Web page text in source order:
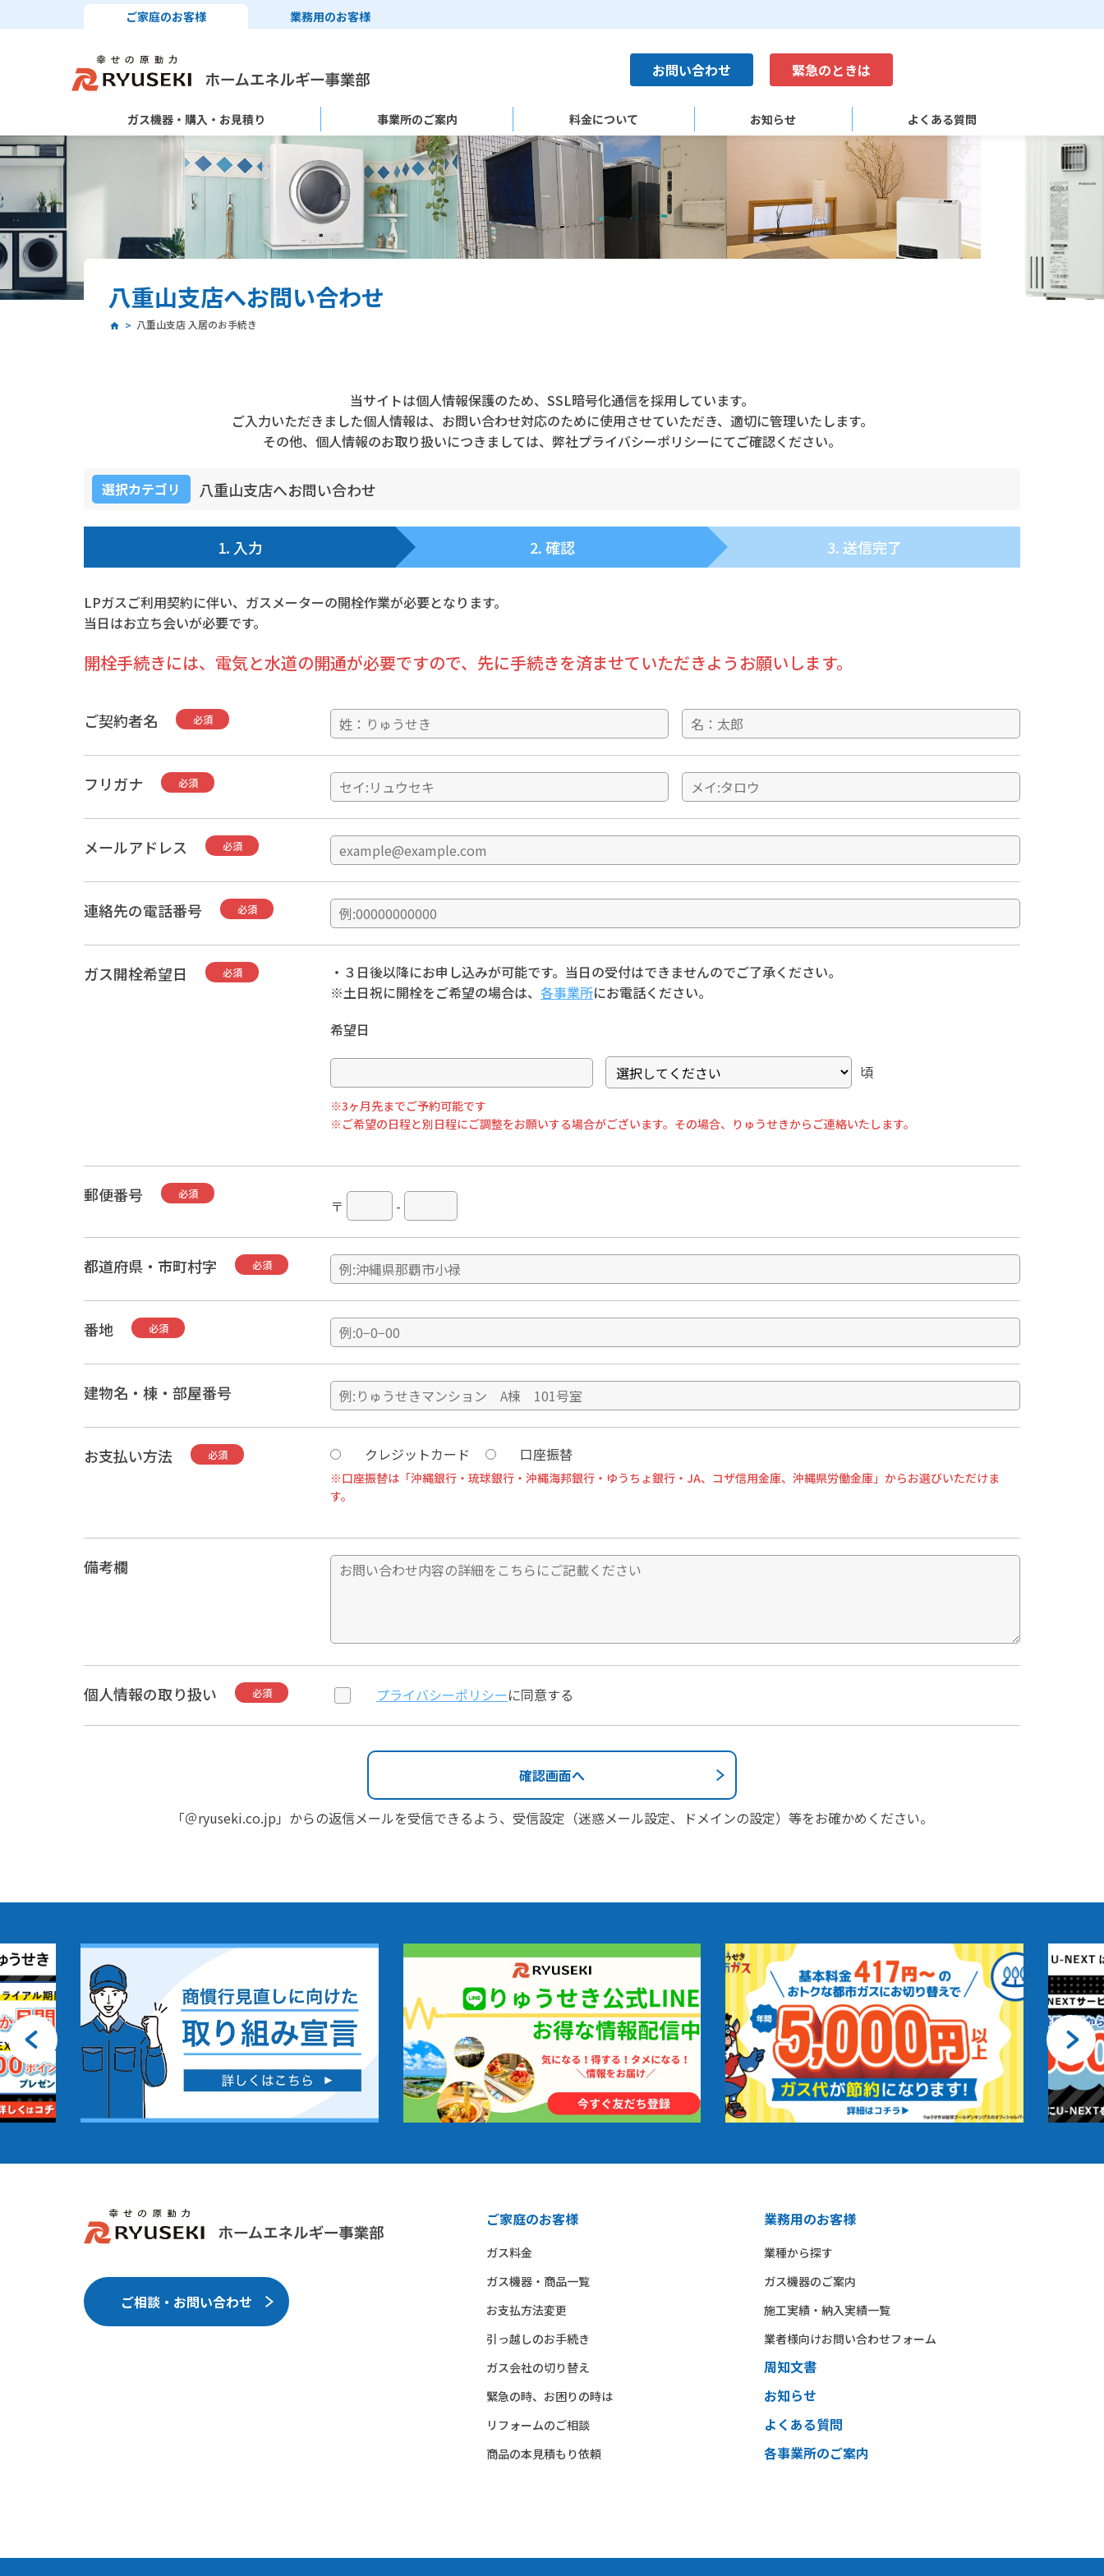
ご家庭のお客様 業務用のお客様
お問い合わせ 緊急のときは
ガス機器・購入・お見積り 事業所のご案内 料金について お知らせ よくある質問
八重山支店へお問い合わせ
八重山支店 入居のお手続き
当サイトは個人情報保護のため、 SSL暗号化通信を採用しています。
ご入力いただきました個人情報は、 お問い合わせ対応のために使用させていただき、 適切に管理いたします。
その他、個人情報のお取り扱いにつきましては、 弊社プライバシーポリシーにてご確認ください。
選択カテゴリ 八重山支店へお問い合わせ
1. 入力 2. 確認 3. 送信完了
LPガスご利用契約に伴い、ガスメーターの開栓作業が必要となります。
当日はお立ち会いが必要です。
開栓手続きには、電気と水道の開通が必要ですので、先に手続きを済ませていただきようお願いします。
ご契約者名 必須
フリガナ 必須
メールアドレス 必須
連絡先の電話番号 必須
ガス開栓希望日 必須
・３日後以降にお申し込みが可能です。当日の受付はできませんのでご了承ください。
※土日祝に開栓をご希望の場合は、 各事業所にお電話ください。
希望日
頃
※3ヶ月先までご予約可能です
※ご希望の日程と別日程にご調整をお願いする場合がございます。その場合、りゅうせきからご連絡いたします。
郵便番号 必須
〒 -
都道府県・市町村字 必須
番地 必須
建物名・棟・部屋番号
お支払い方法 必須 クレジットカード 口座振替
※口座振替は「沖縄銀行・琉球銀行・沖縄海邦銀行・ゆうちょ銀行・JA、コザ信用金庫、沖縄県労働金庫」からお選びいただけま
す。
備考欄
個人情報の取り扱い 必須 プライバシーポリシーに同意する
「＠ryuseki.co.jp」からの返信メールを受信できるよう、受信設定（迷惑メール設定、ドメインの設定）等をお確かめください。
ご相談・お問い合わせ
ご家庭のお客様
ガス料金
ガス機器・商品一覧
お支払方法変更
引っ越しのお手続き
ガス会社の切り替え
緊急の時、お困りの時は
リフォームのご相談
商品の本見積もり依頼
業務用のお客様
業種から​探す​
ガス機器の​ご案内​
施工実績・納入実績一覧
業者様向けお問い合わせフォーム
周知文書
お知らせ
よくある質問
各事業所のご案内